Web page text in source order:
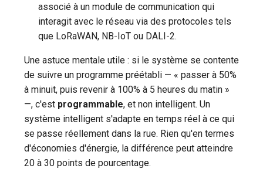
associé à un module de communication qui
interagit avec le réseau via des protocoles tels
que LoRaWAN, NB-IoT ou DALI-2.
Une astuce mentale utile : si le système se contente
de suivre un programme préétabli — « passer à 50%
à minuit, puis revenir à 100% à 5 heures du matin »
—, c'est programmable, et non intelligent. Un
système intelligent s'adapte en temps réel à ce qui
se passe réellement dans la rue. Rien qu'en termes
d'économies d'énergie, la différence peut atteindre
20 à 30 points de pourcentage.